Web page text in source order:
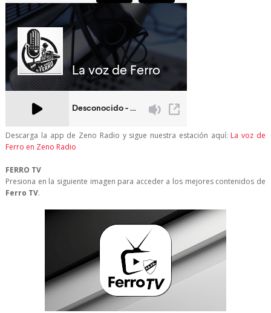
Descarga la app de Zeno Radio y sigue nuestra estación aquí: La voz de
Ferro en Zeno Radio
FERRO TV
Presiona en la siguiente imagen para acceder a los mejores contenidos de
Ferro TV.